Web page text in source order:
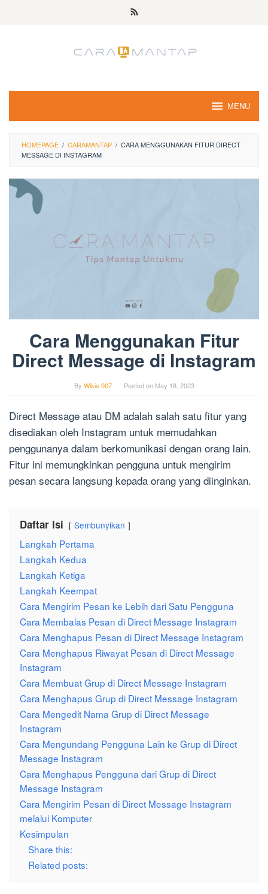
MENU
HOMEPAGE / CARAMANTAP / CARA MENGGUNAKAN FITUR DIRECT
MESSAGE DI INSTAGRAM
Cara Menggunakan Fitur
Direct Message di Instagram
By Wikis 007 Posted on May 18, 2023
Direct Message atau DM adalah salah satu fitur yang
disediakan oleh Instagram untuk memudahkan
penggunanya dalam berkomunikasi dengan orang lain.
Fitur ini memungkinkan pengguna untuk mengirim
pesan secara langsung kepada orang yang diinginkan.
Daftar Isi Sembunyikan
Langkah Pertama
Langkah Kedua
Langkah Ketiga
Langkah Keempat
Cara Mengirim Pesan ke Lebih dari Satu Pengguna
Cara Membalas Pesan di Direct Message Instagram
Cara Menghapus Pesan di Direct Message Instagram
Cara Menghapus Riwayat Pesan di Direct Message
Instagram
Cara Membuat Grup di Direct Message Instagram
Cara Menghapus Grup di Direct Message Instagram
Cara Mengedit Nama Grup di Direct Message
Instagram
Cara Mengundang Pengguna Lain ke Grup di Direct
Message Instagram
Cara Menghapus Pengguna dari Grup di Direct
Message Instagram
Cara Mengirim Pesan di Direct Message Instagram
melalui Komputer
Kesimpulan
Share this:
Related posts: